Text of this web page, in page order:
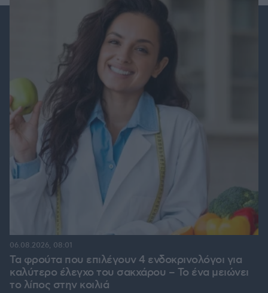
Τα φρούτα που επιλέγουν 4 ενδοκρινολόγοι για
καλύτερο έλεγχο του σακχάρου – Το ένα μειώνει
το λίπος στην κοιλιά
06.08.2026, 08:01